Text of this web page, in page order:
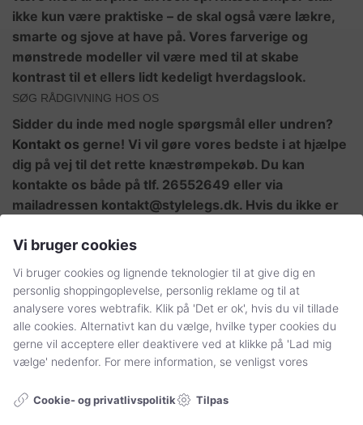
ikke kun være praktiske – de skal også være lækre,
smarte og sjove at have på. Vores farverige og
mønstrede modeller vil være med til at skabe
kontrast til et ellers lidt kedeligt hverdagslook.
SØG RÅDGIVNING HOS OS
Sidder du inde med nogle spørgsmål eller undren?
Kontakt os gerne! Vi vil gøre vores bedste i at hjælpe
dig på vej til det rette knæstrømpekøb. Du kan
kontakte os både på tlf. 26552649 eller via
mailadressen kontakt@stylelegs.dk. Hvis du ikke er
velkommen til at kigge i vores andre sortimenter af
strømpebukser
ankelstrømper
eller måske
graviditetsstrømper. Du kan vitterligt finde alt, som
strømpe- og sokkeverdenen har at byde på.
Vi bruger cookies
Vi bruger cookies og lignende teknologier til at give dig en
personlig shoppingoplevelse, personlig reklame og til at
analysere vores webtrafik. Klik på 'Det er ok', hvis du vil tillade
alle cookies. Alternativt kan du vælge, hvilke typer cookies du
gerne vil acceptere eller deaktivere ved at klikke på 'Lad mig
vælge' nedenfor. For mere information, se venligst vores
Cookie- og privatlivspolitik Tilpas